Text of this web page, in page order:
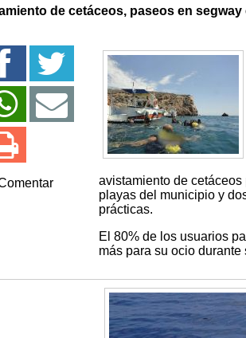
de cetáceos, paseos en
avistamiento de
playas del municipio y
prácticas.
El 80% de los usuarios
más para su ocio